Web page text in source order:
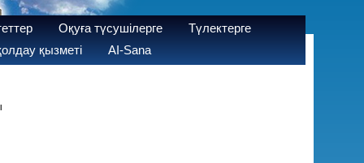
Оқуға түсушілерге
Түлектерге
қызметі
AI-Sana